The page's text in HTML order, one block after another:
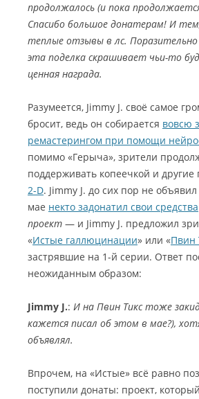
продолжалось (и пока
Спасибо большое донатерам! И
теплые отзывы в лс.
эта поделка скрашивает чьи-то
ценная награда.
Разумеется, Jimmy J. своё самое
бросит, ведь он собирается вовсю
ремастерингом при помощи
помимо «Герыча», зрители
поддерживать копеечкой и другие
2-D. Jimmy J. до сих пор не
мае некто задонатил свои средства
проект — и Jimmy J. предложил
«Истые галлюцинации» или «Пвин
застрявшие на 1-й серии. Ответ
неожиданным образом:
Jimmy J.: И на Пвин Тикс тоже
кажется писал об этом в мае?),
объявлял.
Впрочем, на «Истые» всё равно
поступили донаты: проект,